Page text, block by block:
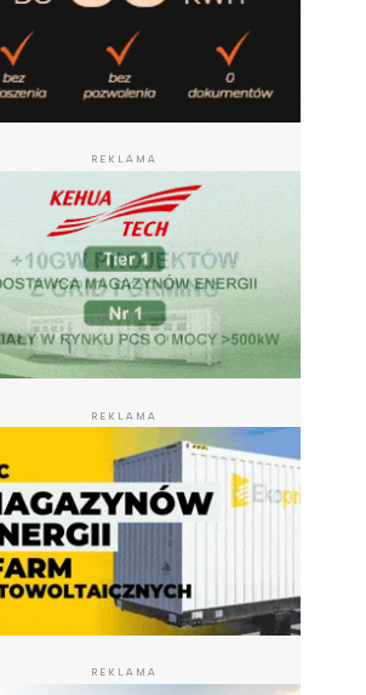
REKLAMA
REKLAMA
REKLAMA